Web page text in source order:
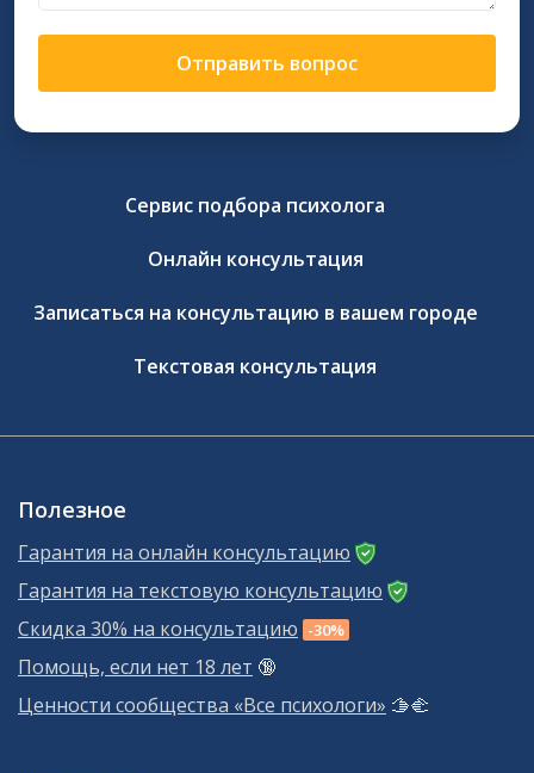
Отправить вопрос
Сервис подбора психолога
Онлайн консультация
Записаться на консультацию в вашем городе
Текстовая консультация
Полезное
Гарантия на онлайн консультацию
Гарантия на текстовую консультацию
Скидка 30% на консультацию -30%
Помощь, если нет 18 лет 🔞
Ценности сообщества «Все психологи» 🫱‍🫲